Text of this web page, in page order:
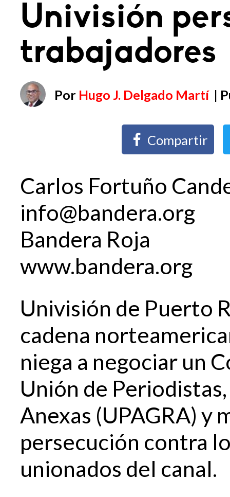
Univisión
trabajadores
Por Hugo J. Delgado Martí |
Compartir
Carlos Fortuño
info@bandera.org
Bandera Roja
www.bandera.org
Univisión de Puerto
cadena
niega a negociar un
Unión de
Anexas (UPAGRA) y
persecución contra
unionados del canal.